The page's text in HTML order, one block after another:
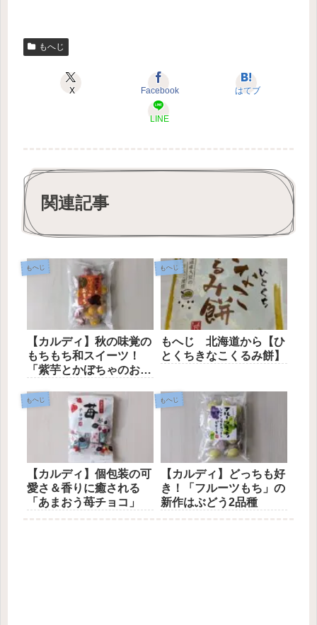
もへじ
X Facebook はてブ
LINE
関連記事
もへじ
【カルディ】秋の味覚の
もちもち和スイーツ！
「紫芋とかぼちゃのおも
もへじ
もへじ 北海道から【ひ
とくちきなこくるみ餅】
もへじ
【カルディ】個包装の可
愛さ＆香りに癒される
「あまおう苺チョコ」
もへじ
【カルディ】どっちも好
き！「フルーツもち」の
新作はぶどう2品種